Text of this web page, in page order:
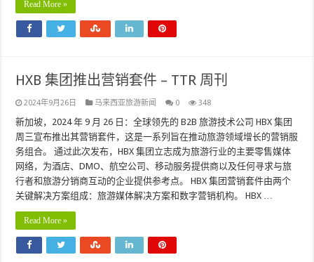
Read More »
HXB 集团推出营销套件 – TTR 周刊
2024年9月26日 马来西亚旅游新闻 0 348
新加坡，2024 年 9 月 26 日：全球领先的 B2B 旅游技术公司 HBX 集团
周三宣布推出其营销套件，这是一系列旨在推动旅游领域增长的营销服
务组合。 通过此次发布，HBX 集团立志成为旅游行业的主要零售媒体
网络，为酒店、DMO、航空公司、移动服务提供商以及任何寻求与旅
行者和旅游分销商互动的企业提供参考点。 HBX 集团营销套件由两个
关键解决方案组成：旅游媒体解决方案和数字营销机构。 HBX …
Read More »